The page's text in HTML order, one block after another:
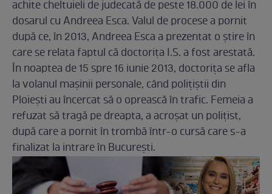
achite cheltuieli de judecată de peste 18.000 de lei în
dosarul cu Andreea Esca. Valul de procese a pornit
după ce, în 2013, Andreea Esca a prezentat o știre în
care se relata faptul că doctorița I.S. a fost arestată.
În noaptea de 15 spre 16 iunie 2013, doctoriţa se afla
la volanul maşinii personale, când polițiștii din
Ploiești au încercat să o oprească în trafic. Femeia a
refuzat să tragă pe dreapta, a acroșat un polițist,
după care a pornit în trombă într-o cursă care s-a
finalizat la intrare în București.